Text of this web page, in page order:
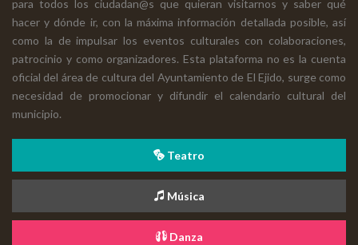
para todos los ciudadan@s que quieran visitarnos y saber qué
hacer y dónde ir, con la máxima información detallada posible, así
como la de impulsar los eventos culturales con colaboraciones,
patrocinio y como organizadores. Esta plataforma no es la cuenta
oficial del área de cultura del Ayuntamiento de El Ejido, surge como
necesidad de promocionar y difundir el calendario cultural del
municipio.
Teatro
Música
Danza